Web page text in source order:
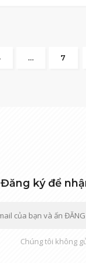
… 7
Đăng ký để
Chúng tôi không